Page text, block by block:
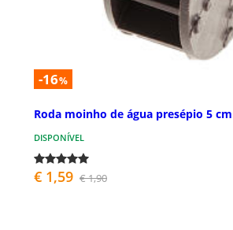
-16%
Roda moinho de água presépio 5 cm
DISPONÍVEL
€ 1,59 € 1,90